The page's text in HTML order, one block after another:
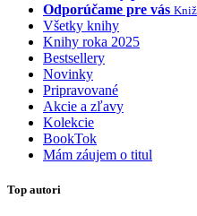
Odporúčame pre vás
Všetky knihy
Knihy roka 2025
Bestsellery
Novinky
Pripravované
Akcie a zľavy
Kolekcie
BookTok
Mám záujem o titul
Top autori